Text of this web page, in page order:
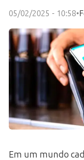
05/02/2025 - 10:58•
Em um mundo